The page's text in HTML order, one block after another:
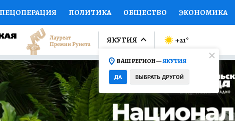
ПОЛИТИКА ОБЩЕСТВО ЭКОНОМИКА
СПОРТ КОЛУМНИСТЫ ПРОИСШЕСТВИЯ
ДОКТОР ФИНАНСЫ ОТКРЫВАЕМ МИР Я ЗНАЮ
ПРОГНОЗЫ НА СПОРТ ПРОМОКОДЫ СЕРИАЛЫ
ТЕЛЕВИЗОР КОЛЛЕКЦИИ КОНКУРСЫ
ЯКУТИЯ
ВАШ РЕГИОН —ЯКУТИЯ
ДА ВЫБРАТЬ ДРУГОЙ
+21°